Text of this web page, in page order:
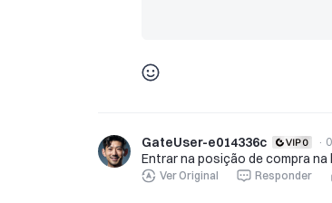
GateUser-e014336c ·
Entrar na posição de compra na
Ver Original Responder